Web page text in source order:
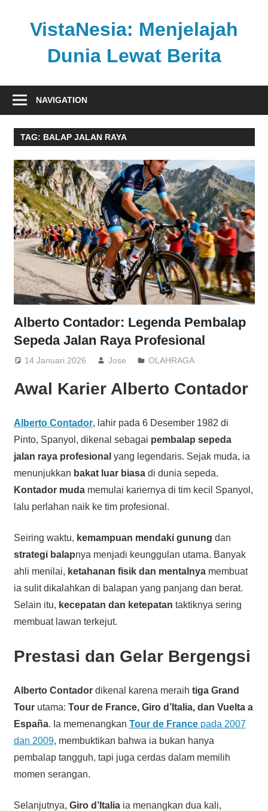
VistaNesia: Menjelajah
Dunia Lewat Berita
nasional
global
dalam
platform
informatif
NAVIGATION
TAG: BALAP JALAN RAYA
Alberto Contador: Legenda Pembalap
Sepeda Jalan Raya Profesional
14 Januari 2026 Jose OLAHRAGA
Awal Karier Alberto Contador
Alberto Contador, lahir pada 6 Desember 1982 di
Pinto, Spanyol, dikenal sebagai pembalap sepeda
jalan raya profesional yang legendaris. Sejak muda, ia
menunjukkan bakat luar biasadi dunia sepeda.
Kontador mudamemulai kariernya di tim kecil Spanyol,
lalu perlahan naik ke tim profesional.
Seiring waktu, kemampuan mendaki gunung dan
strategi balapnya menjadi keunggulan utama. Banyak
ahli menilai, ketahanan fisik dan mentalnyamembuat
ia sulit dikalahkan di balapan yang panjang dan berat.
Selain itu, kecepatan dan ketepatan taktiknya sering
membuat lawan terkejut.
Prestasi dan Gelar Bergengsi
Alberto Contadordikenal karena meraih tiga Grand
Tourutama: Tour de France, Giro d’Italia, dan Vuelta a
España. Ia memenangkan Tour de Francepada 2007
dan 2009, membuktikan bahwa ia bukan hanya
pembalap tangguh, tapi juga cerdas dalam memilih
momen serangan.
Selanjutnya, Giro d’Italiaia menangkan dua kali,